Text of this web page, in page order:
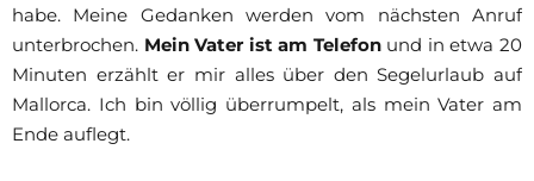
habe. Meine Gedanken werden vom nächsten Anruf
unterbrochen. Mein Vater ist am Telefonund in etwa 20
Minuten erzählt er mir alles über den Segelurlaub auf
Mallorca. Ich bin völlig überrumpelt, als mein Vater am
Ende auflegt.